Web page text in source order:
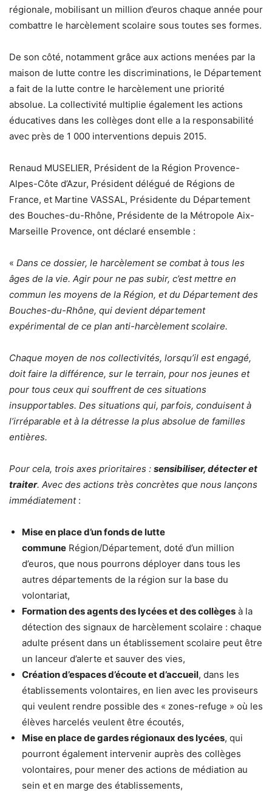
régionale, mobilisant un million d’euros chaque année pour
combattre le harcèlement scolaire sous toutes ses formes.
De son côté, notamment grâce aux actions menées par la
maison de lutte contre les discriminations, le Département
a fait de la lutte contre le harcèlement une priorité
absolue. La collectivité multiplie également les actions
éducatives dans les collèges dont elle a la responsabilité
avec près de 1 000 interventions depuis 2015.
Renaud MUSELIER, Président de la Région Provence-
Alpes-Côte d’Azur, Président délégué de Régions de
France, et Martine VASSAL, Présidente du Département
des Bouches-du-Rhône, Présidente de la Métropole Aix-
Marseille Provence, ont déclaré ensemble :
« Dans ce dossier, le harcèlement se combat à tous les
âges de la vie. Agir pour ne pas subir, c’est mettre en
commun les moyens de la Région, et du Département des
Bouches-du-Rhône, qui devient département
expérimental de ce plan anti-harcèlement scolaire.
Chaque moyen de nos collectivités, lorsqu’il est engagé,
doit faire la différence, sur le terrain, pour nos jeunes et
pour tous ceux qui souffrent de ces situations
insupportables. Des situations qui, parfois, conduisent à
l’irréparable et à la détresse la plus absolue de familles
entières.
Pour cela, trois axes prioritaires : sensibiliser, détecter et
traiter. Avec des actions très concrètes que nous lançons
immédiatement:
Mise en place d’un fonds de lutte
commune Région/Département, doté d’un million
d’euros, que nous pourrons déployer dans tous les
autres départements de la région sur la base du
volontariat,
Formation des agents des lycées et des collèges à la
détection des signaux de harcèlement scolaire : chaque
adulte présent dans un établissement scolaire peut être
un lanceur d’alerte et sauver des vies,
Création d’espaces d’écoute et d’accueil, dans les
établissements volontaires, en lien avec les proviseurs
qui veulent rendre possible des « zones-refuge » où les
élèves harcelés veulent être écoutés,
Mise en place de gardes régionaux des lycées, qui
pourront également intervenir auprès des collèges
volontaires, pour mener des actions de médiation au
sein et en marge des établissements,